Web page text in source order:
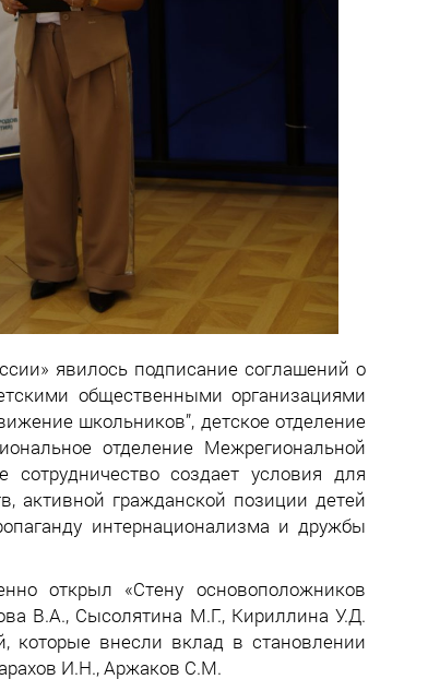
явилось подписание соглашений о
общественными организациями
школьников”, детское отделение
отделение Межрегиональной
создает условия для
активной гражданской позиции детей
интернационализма и дружбы
открыл «Стену основоположников
В.А., Сысолятина М.Г., Кириллина У.Д.
которые внесли вклад в становлении
И.Н., Аржаков С.М.